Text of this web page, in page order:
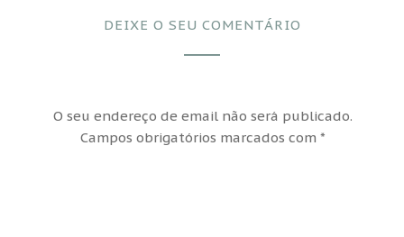
DEIXE O SEU COMENTÁRIO
O seu endereço de email não será publicado.
Campos obrigatórios marcados com*